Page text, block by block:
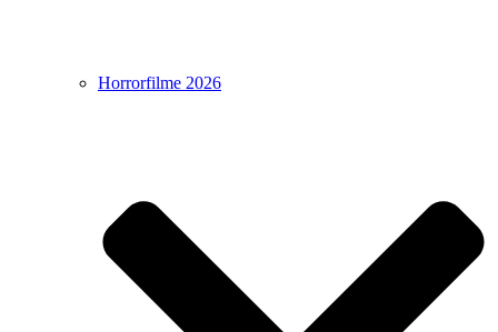
Horrorfilme 2026